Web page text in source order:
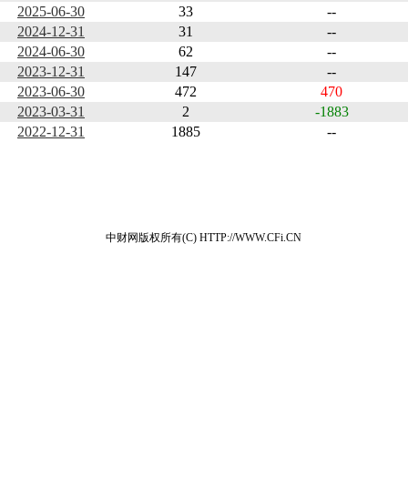
2025-06-30
33
--
2024-12-31
31
--
2024-06-30
62
--
2023-12-31
147
--
2023-06-30
472
470
2023-03-31
2
-1883
2022-12-31
1885 --
中财网版权所有(C) HTTP://WWW.CFi.CN